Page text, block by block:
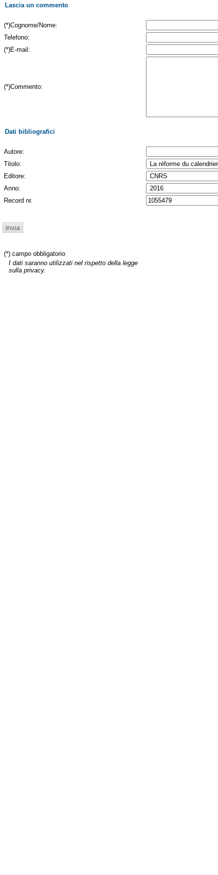
Lascia un commento
(*)Cognome/Nome:
Telefono:
(*)E-mail:
(*)Commento:
Dati bibliografici
Autore:
Titolo:
Editore:
Anno:
Record nr.
(*) campo obbligatorio
I dati saranno utilizzati nel rispetto della legge
sulla privacy.